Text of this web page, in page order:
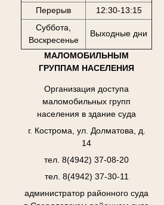
Перерыв
12:30-13:15
Суббота,
Воскресенье
Выходные дни
МАЛОМОБИЛЬНЫМ
ГРУППАМ НАСЕЛЕНИЯ
Организация доступа
маломобильных групп
населения в здание суда
г. Кострома, ул. Долматова, д.
14
тел. 8(4942) 37-08-20
тел. 8(4942) 37-30-11
администратор районного суда